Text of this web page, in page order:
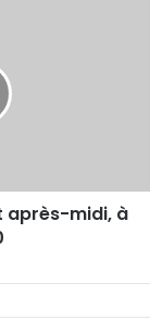
après-midi, à